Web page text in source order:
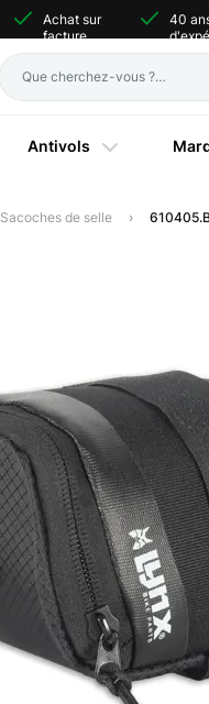
Achat sur
facture
40
Antivols
Sacoches de selle